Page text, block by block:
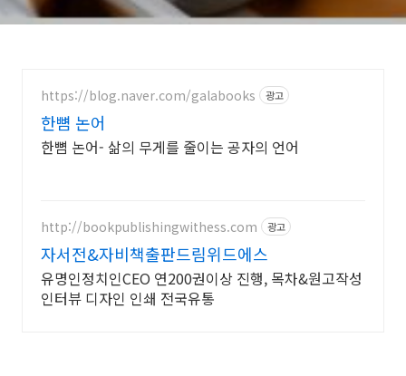
https://blog.naver.com/galabooks 광고
한뼘 논어
한뼘 논어- 삶의 무게를 줄이는 공자의 언어
http://bookpublishingwithess.com 광고
자서전&자비책출판드림위드에스
유명인정치인CEO 연200권이상 진행, 목차&원고작성
인터뷰 디자인 인쇄 전국유통